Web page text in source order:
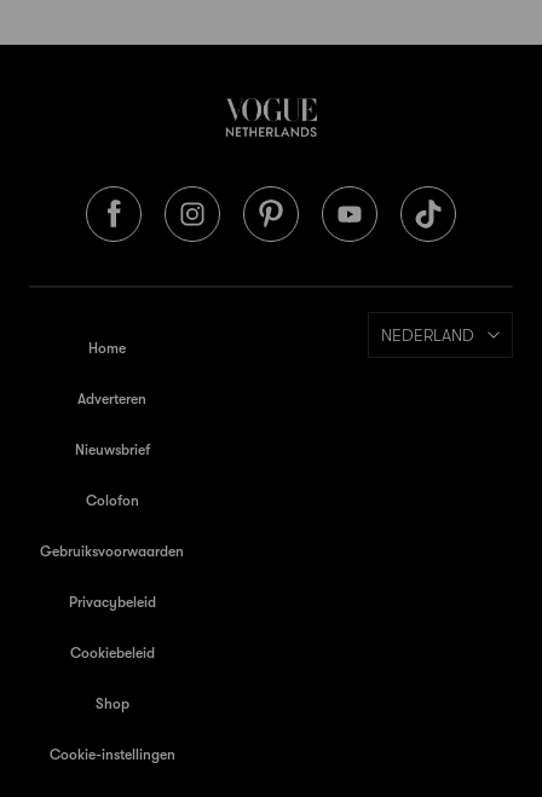
Home
Adverteren
Nieuwsbrief
Colofon
Gebruiksvoorwaarden
Privacybeleid
Cookiebeleid
Shop
Cookie-instellingen
NEDERLAND